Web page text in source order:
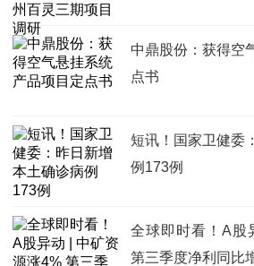
中鼎股份：获得空
点书
短讯！国家卫健委
例173例
全球即时看！A股
第三季度净利同比